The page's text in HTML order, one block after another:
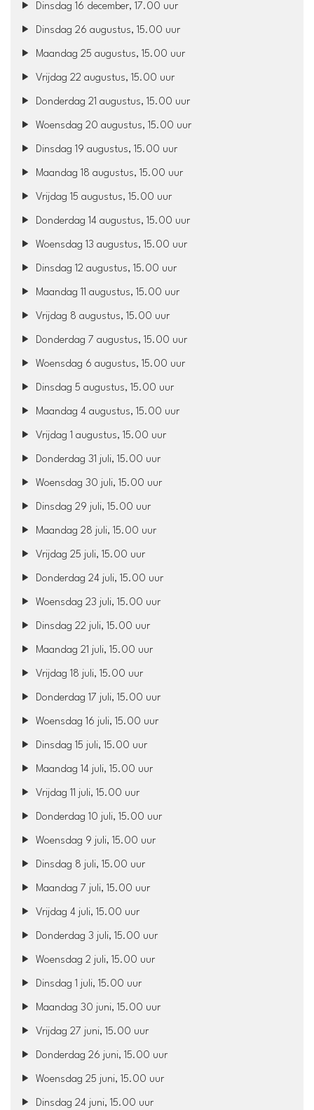
Dinsdag 16 december, 17.00 uur
Dinsdag 26 augustus, 15.00 uur
Maandag 25 augustus, 15.00 uur
Vrijdag 22 augustus, 15.00 uur
Donderdag 21 augustus, 15.00 uur
Woensdag 20 augustus, 15.00 uur
Dinsdag 19 augustus, 15.00 uur
Maandag 18 augustus, 15.00 uur
Vrijdag 15 augustus, 15.00 uur
Donderdag 14 augustus, 15.00 uur
Woensdag 13 augustus, 15.00 uur
Dinsdag 12 augustus, 15.00 uur
Maandag 11 augustus, 15.00 uur
Vrijdag 8 augustus, 15.00 uur
Donderdag 7 augustus, 15.00 uur
Woensdag 6 augustus, 15.00 uur
Dinsdag 5 augustus, 15.00 uur
Maandag 4 augustus, 15.00 uur
Vrijdag 1 augustus, 15.00 uur
Donderdag 31 juli, 15.00 uur
Woensdag 30 juli, 15.00 uur
Dinsdag 29 juli, 15.00 uur
Maandag 28 juli, 15.00 uur
Vrijdag 25 juli, 15.00 uur
Donderdag 24 juli, 15.00 uur
Woensdag 23 juli, 15.00 uur
Dinsdag 22 juli, 15.00 uur
Maandag 21 juli, 15.00 uur
Vrijdag 18 juli, 15.00 uur
Donderdag 17 juli, 15.00 uur
Woensdag 16 juli, 15.00 uur
Dinsdag 15 juli, 15.00 uur
Maandag 14 juli, 15.00 uur
Vrijdag 11 juli, 15.00 uur
Donderdag 10 juli, 15.00 uur
Woensdag 9 juli, 15.00 uur
Dinsdag 8 juli, 15.00 uur
Maandag 7 juli, 15.00 uur
Vrijdag 4 juli, 15.00 uur
Donderdag 3 juli, 15.00 uur
Woensdag 2 juli, 15.00 uur
Dinsdag 1 juli, 15.00 uur
Maandag 30 juni, 15.00 uur
Vrijdag 27 juni, 15.00 uur
Donderdag 26 juni, 15.00 uur
Woensdag 25 juni, 15.00 uur
Dinsdag 24 juni, 15.00 uur